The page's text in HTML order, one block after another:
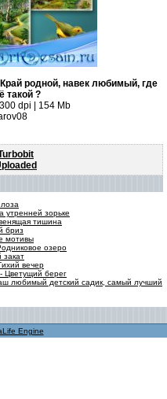
родной, навек любимый, где
такой ?
dpi | 154 Mb
утренней зорьке
тишина
бриз
мотивы
озеро
закат
вечер
Цветущий берег
любимый детский садик, самый лучший
Engine